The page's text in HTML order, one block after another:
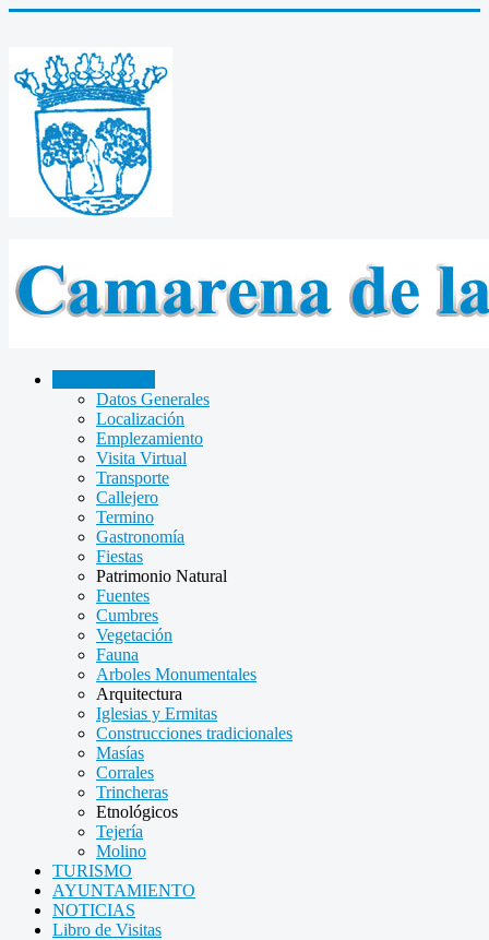
Datos Generales
Localización
Emplezamiento
Visita Virtual
Transporte
Callejero
Termino
Gastronomía
Fiestas
Patrimonio Natural
Fuentes
Cumbres
Vegetación
Fauna
Arboles Monumentales
Arquitectura
Iglesias y Ermitas
Construcciones tradicionales
Masías
Corrales
Trincheras
Etnológicos
Tejería
Molino
TURISMO
AYUNTAMIENTO
NOTICIAS
Libro de Visitas